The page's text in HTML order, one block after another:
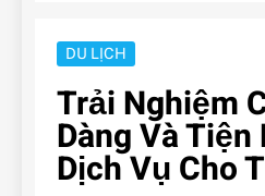
DU LỊCH
Trải Nghiệm
Dàng Và
Dịch Vụ Cho